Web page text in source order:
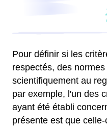
Pour définir si les
respectés, des
scientifiquement au
par exemple, l'un des
ayant été établi
présente est que